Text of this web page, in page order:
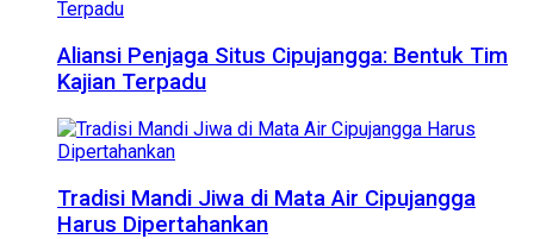
Aliansi Penjaga Situs Cipujangga: Bentuk Tim
Kajian Terpadu
Tradisi Mandi Jiwa di Mata Air Cipujangga
Harus Dipertahankan